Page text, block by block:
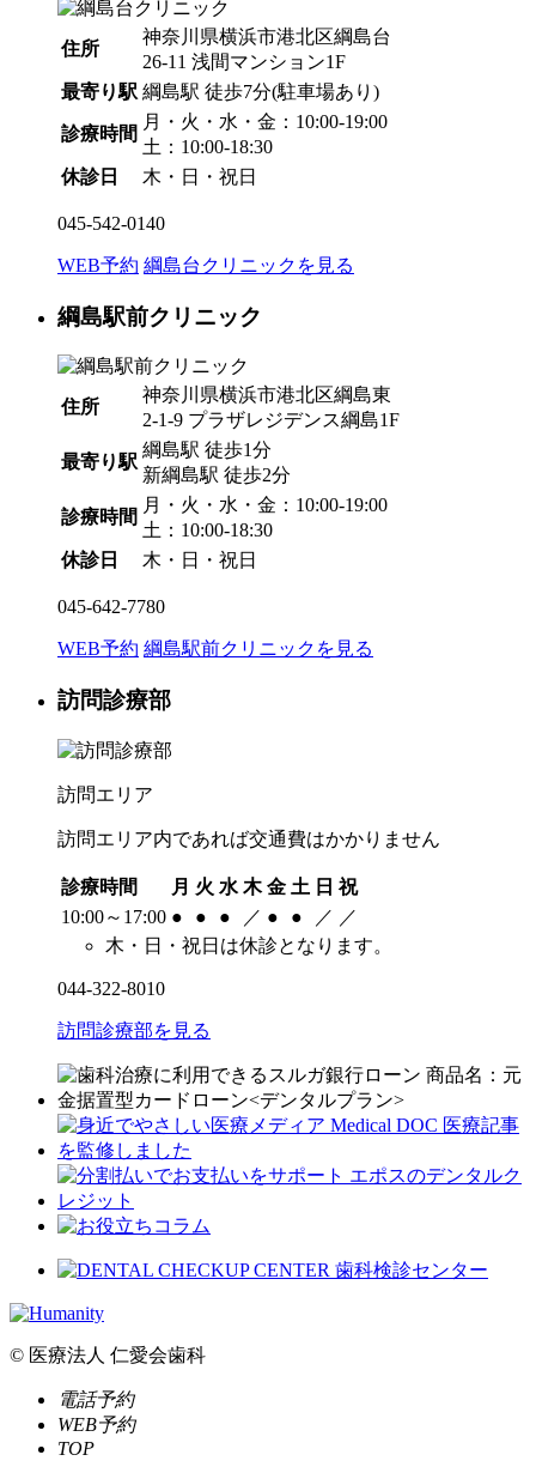
住所
神奈川県横浜市港北区綱島台
26-11 浅間マンション1F
最寄り駅 綱島駅 徒歩7分(駐車場あり)
診療時間
月・火・水・金：10:00-19:00
土：10:00-18:30
休診日
木・日・祝日
045-542-0140
WEB予約 綱島台クリニックを見る
綱島駅前クリニック
住所
神奈川県横浜市港北区綱島東
2-1-9 プラザレジデンス綱島1F
最寄り駅
綱島駅 徒歩1分
新綱島駅 徒歩2分
診療時間
月・火・水・金：10:00-19:00
土：10:00-18:30
休診日
木・日・祝日
045-642-7780
WEB予約 綱島駅前クリニックを見る
訪問診療部
訪問エリア
訪問エリア内であれば交通費はかかりません
診療時間 月 火 水 木 金 土 日 祝
10:00～17:00 ● ● ● ／ ● ● ／ ／
木・日・祝日は休診となります。
044-322-8010
訪問診療部を見る
© 医療法人 仁愛会歯科
電話予約
WEB予約
TOP